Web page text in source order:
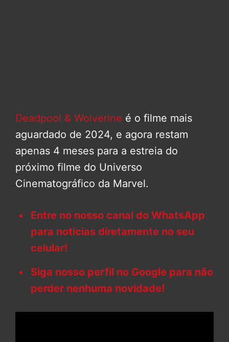
Deadpool & Wolverine é o filme mais
aguardado de 2024, e agora restam
apenas 4 meses para a estreia do
próximo filme do Universo
Cinematográfico da Marvel.
Entre no nosso canal do WhatsApp
para notícias diretamente no seu
celular!
Siga nosso perfil no Google para não
perder nenhuma novidade!